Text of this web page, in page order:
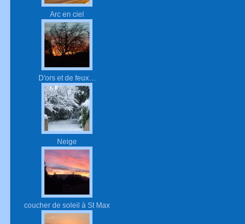
Arc en ciel
D'ors et de feux…
Neige
coucher de soleil à St Max